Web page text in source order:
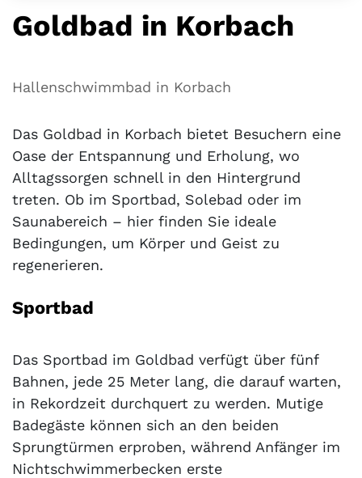
Goldbad in Korbach
Hallenschwimmbad in Korbach
Das Goldbad in Korbach bietet Besuchern eine
Oase der Entspannung und Erholung, wo
Alltagssorgen schnell in den Hintergrund
treten. Ob im Sportbad, Solebad oder im
Saunabereich – hier finden Sie ideale
Bedingungen, um Körper und Geist zu
regenerieren.
Sportbad
Das Sportbad im Goldbad verfügt über fünf
Bahnen, jede 25 Meter lang, die darauf warten,
in Rekordzeit durchquert zu werden. Mutige
Badegäste können sich an den beiden
Sprungtürmen erproben, während Anfänger im
Nichtschwimmerbecken erste